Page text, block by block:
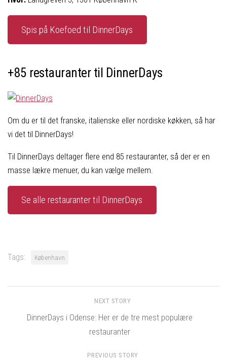
Spis på Koefoed til DinnerDays
+85 restauranter til DinnerDays
Om du er til det franske, italienske eller nordiske køkken, så har
vi det til DinnerDays!
Til DinnerDays deltager flere end 85 restauranter, så der er en
masse lækre menuer, du kan vælge mellem.
Se alle restauranter til DinnerDays
Tags: København
NEXT STORY
DinnerDays i Odense: Her er de tre mest populære
restauranter
PREVIOUS STORY